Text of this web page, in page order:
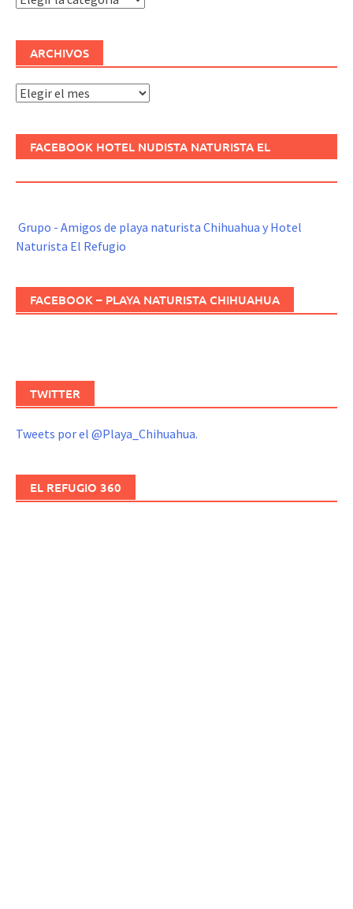
ARCHIVOS
Archivos
FACEBOOK HOTEL NUDISTA NATURISTA EL
Grupo - Amigos de playa naturista Chihuahua y Hotel
Naturista El Refugio
FACEBOOK – PLAYA NATURISTA CHIHUAHUA
TWITTER
Tweets por el @Playa_Chihuahua.
EL REFUGIO 360